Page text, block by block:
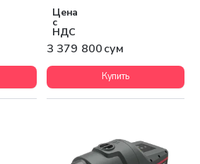
Цена
с
НДС
3 379 800 сум
Купить